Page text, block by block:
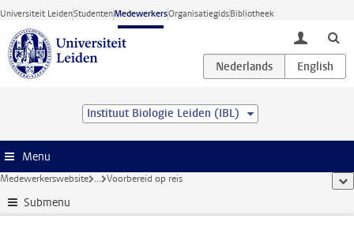
Ga direct naar de inhoud
Universiteit LeidenStudentenMedewerkersOrganisatiegidsBibliotheek
toggle
Instituut Biologie Leiden (IBL)
Menu
Medewerkerswebsite ... Voorbereid op reis
Submenu